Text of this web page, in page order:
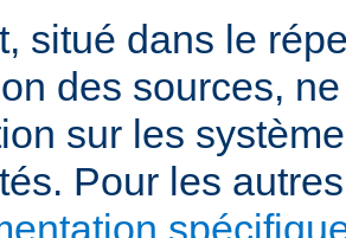
situé dans le
des sources,
sur les
Pour les